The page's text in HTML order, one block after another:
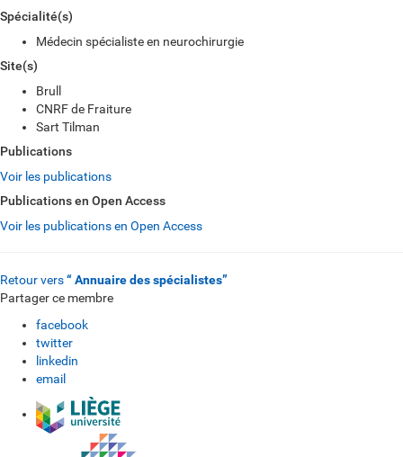
Spécialité(s)
Médecin spécialiste en neurochirurgie
Site(s)
Brull
CNRF de Fraiture
Sart Tilman
Publications
Voir les publications
Publications en Open Access
Voir les publications en Open Access
Retour vers“ Annuaire des spécialistes”
Partager ce membre
facebook
twitter
linkedin
email